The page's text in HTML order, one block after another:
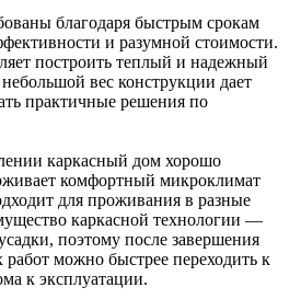
Доска сухая калиброванная
строганная 20х120 мм.
Стеклопакеты
профиль (согласно
проекту), москитные сетки,
подоконники, водоотливы.
Наличники внутренние -
заводской погонаж.
Наличники снаружи - сухая
калиброванная доска
20х120 мм.
благодаря быстрым срокам
и разумной стоимости.
построить теплый и надежный
вес конструкции дает
практичные решения по
каркасный дом хорошо
комфортный микроклимат
для проживания в разные
каркасной технологии —
поэтому после завершения
можно быстрее переходить к
к эксплуатации.